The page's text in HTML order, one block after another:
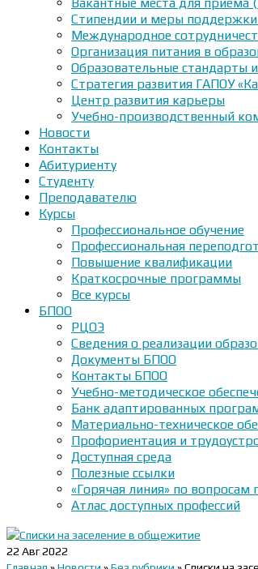
Стипендии и меры
Международное
Организация питания в
Образовательные стандарты
Стратегия развития ГАПОУ
Центр развития карьеры
Учебно-производственный
Новости
Контакты
Абитуриенту
Студенту
Преподавателю
Курсы
Профессиональное обучение
Профессиональная
Повышение квалификации
Краткосрочные программы
Все курсы
БПОО
РЦОЭ
Сведения о реализации
Документы БПОО
Контакты БПОО
Учебно-методическое
Банк адаптированных
Материально-техническое
Профориентация и
Доступная среда
Полезные ссылки
«Горячая линия» по
Атлас доступных профессий
22 Авг 2022